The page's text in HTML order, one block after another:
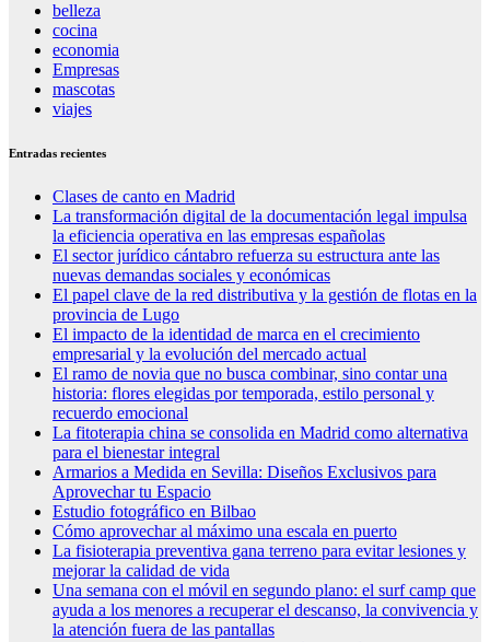
belleza
cocina
economia
Empresas
mascotas
viajes
Entradas recientes
Clases de canto en Madrid
La transformación digital de la documentación legal impulsa
la eficiencia operativa en las empresas españolas
El sector jurídico cántabro refuerza su estructura ante las
nuevas demandas sociales y económicas
El papel clave de la red distributiva y la gestión de flotas en la
provincia de Lugo
El impacto de la identidad de marca en el crecimiento
empresarial y la evolución del mercado actual
El ramo de novia que no busca combinar, sino contar una
historia: flores elegidas por temporada, estilo personal y
recuerdo emocional
La fitoterapia china se consolida en Madrid como alternativa
para el bienestar integral
Armarios a Medida en Sevilla: Diseños Exclusivos para
Aprovechar tu Espacio
Estudio fotográfico en Bilbao
Cómo aprovechar al máximo una escala en puerto
La fisioterapia preventiva gana terreno para evitar lesiones y
mejorar la calidad de vida
Una semana con el móvil en segundo plano: el surf camp que
ayuda a los menores a recuperar el descanso, la convivencia y
la atención fuera de las pantallas